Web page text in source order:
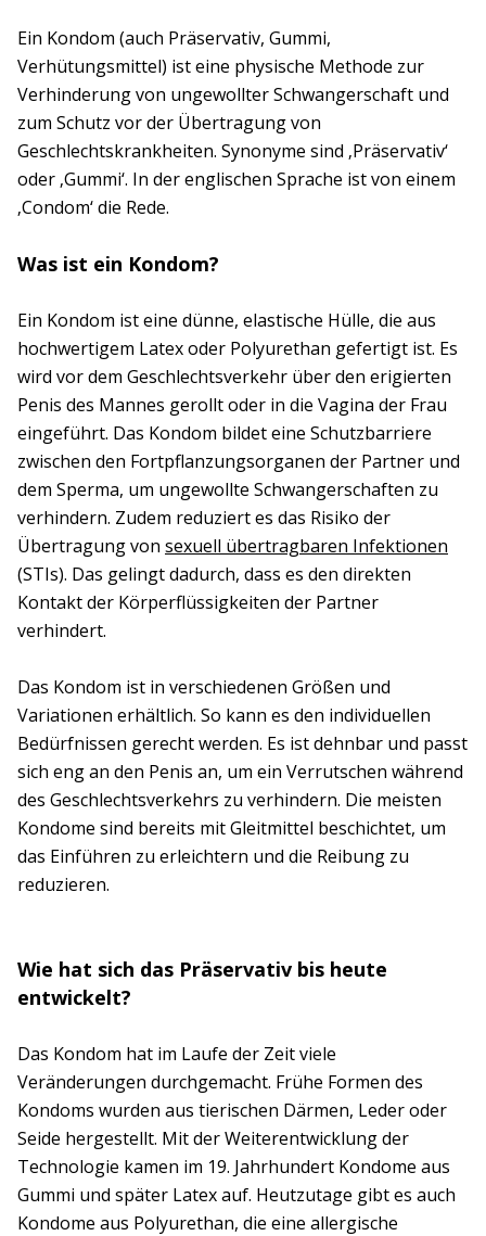
Ein Kondom (auch Präservativ, Gummi,
Verhütungsmittel) ist eine physische Methode zur
Verhinderung von ungewollter Schwangerschaft und
zum Schutz vor der Übertragung von
Geschlechtskrankheiten. Synonyme sind ‚Präservativ‘
oder ‚Gummi‘. In der englischen Sprache ist von einem
‚Condom‘ die Rede.
Was ist ein Kondom?
Ein Kondom ist eine dünne, elastische Hülle, die aus
hochwertigem Latex oder Polyurethan gefertigt ist. Es
wird vor dem Geschlechtsverkehr über den erigierten
Penis des Mannes gerollt oder in die Vagina der Frau
eingeführt. Das Kondom bildet eine Schutzbarriere
zwischen den Fortpflanzungsorganen der Partner und
dem Sperma, um ungewollte Schwangerschaften zu
verhindern. Zudem reduziert es das Risiko der
Übertragung von sexuell übertragbaren Infektionen
(STIs). Das gelingt dadurch, dass es den direkten
Kontakt der Körperflüssigkeiten der Partner
verhindert.
Das Kondom ist in verschiedenen Größen und
Variationen erhältlich. So kann es den individuellen
Bedürfnissen gerecht werden. Es ist dehnbar und passt
sich eng an den Penis an, um ein Verrutschen während
des Geschlechtsverkehrs zu verhindern. Die meisten
Kondome sind bereits mit Gleitmittel beschichtet, um
das Einführen zu erleichtern und die Reibung zu
reduzieren.
Wie hat sich das Präservativ bis heute
entwickelt?
Das Kondom hat im Laufe der Zeit viele
Veränderungen durchgemacht. Frühe Formen des
Kondoms wurden aus tierischen Därmen, Leder oder
Seide hergestellt. Mit der Weiterentwicklung der
Technologie kamen im 19. Jahrhundert Kondome aus
Gummi und später Latex auf. Heutzutage gibt es auch
Kondome aus Polyurethan, die eine allergische